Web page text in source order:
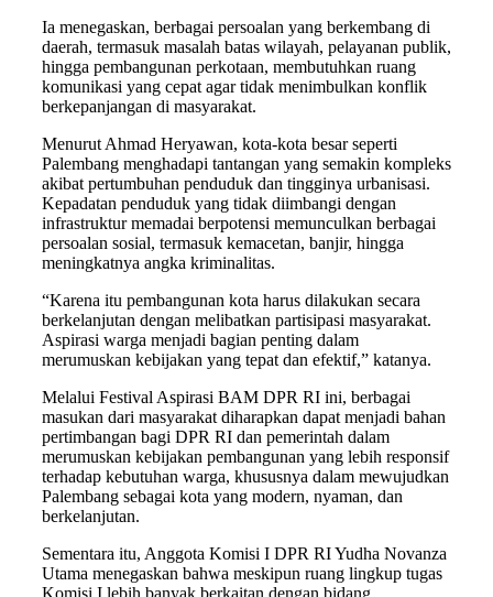
Ia menegaskan, berbagai persoalan yang berkembang di
daerah, termasuk masalah batas wilayah, pelayanan publik,
hingga pembangunan perkotaan, membutuhkan ruang
komunikasi yang cepat agar tidak menimbulkan konflik
berkepanjangan di masyarakat.
Menurut Ahmad Heryawan, kota-kota besar seperti
Palembang menghadapi tantangan yang semakin kompleks
akibat pertumbuhan penduduk dan tingginya urbanisasi.
Kepadatan penduduk yang tidak diimbangi dengan
infrastruktur memadai berpotensi memunculkan berbagai
persoalan sosial, termasuk kemacetan, banjir, hingga
meningkatnya angka kriminalitas.
“Karena itu pembangunan kota harus dilakukan secara
berkelanjutan dengan melibatkan partisipasi masyarakat.
Aspirasi warga menjadi bagian penting dalam
merumuskan kebijakan yang tepat dan efektif,” katanya.
Melalui Festival Aspirasi BAM DPR RI ini, berbagai
masukan dari masyarakat diharapkan dapat menjadi bahan
pertimbangan bagi DPR RI dan pemerintah dalam
merumuskan kebijakan pembangunan yang lebih responsif
terhadap kebutuhan warga, khususnya dalam mewujudkan
Palembang sebagai kota yang modern, nyaman, dan
berkelanjutan.
Sementara itu, Anggota Komisi I DPR RI Yudha Novanza
Utama menegaskan bahwa meskipun ruang lingkup tugas
Komisi I lebih banyak berkaitan dengan bidang